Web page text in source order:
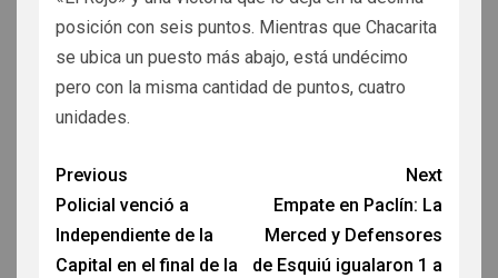
posición con seis puntos. Mientras que Chacarita
se ubica un puesto más abajo, está undécimo
pero con la misma cantidad de puntos, cuatro
unidades.
Previous
Policial venció a
Independiente de la
Capital en el final de la
Next
Empate en Paclín: La
Merced y Defensores
de Esquiú igualaron 1 a